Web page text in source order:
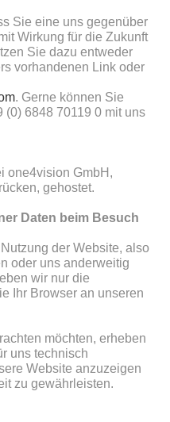
Sie eine uns gegenüber
Wirkung für die Zukunft
Sie dazu entweder
vorhandenen Link oder
. Gerne können Sie
(0) 6848 70119 0 mit uns
one4vision GmbH,
gehostet.
Daten beim Besuch
der Website, also
oder uns anderweitig
wir nur die
Ihr Browser an unseren
möchten, erheben
uns technisch
Website anzuzeigen
zu gewährleisten.